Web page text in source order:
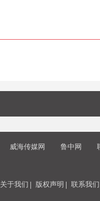
威海传媒网 鲁中网
关于我们 版权声明 联系我们